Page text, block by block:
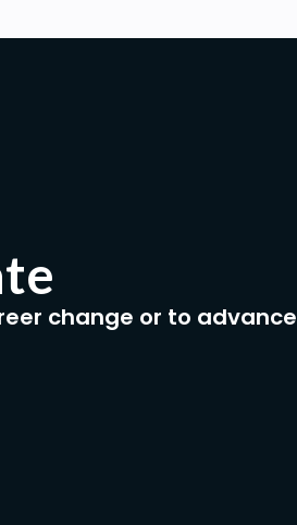
change or to advance